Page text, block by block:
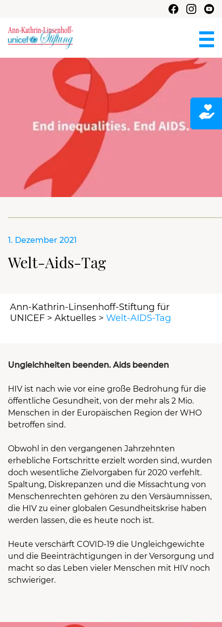
1. Dezember 2021
Welt-Aids-Tag
Ann-Kathrin-Linsenhoff-Stiftung für
UNICEF > Aktuelles > Welt-AIDS-Tag
Ungleichheiten beenden. Aids beenden
HIV ist nach wie vor eine große Bedrohung für die
öffentliche Gesundheit, von der mehr als 2 Mio.
Menschen in der Europäischen Region der WHO
betroffen sind.
Obwohl in den vergangenen Jahrzehnten
erhebliche Fortschritte erzielt worden sind, wurden
doch wesentliche Zielvorgaben für 2020 verfehlt.
Spaltung, Diskrepanzen und die Missachtung von
Menschenrechten gehören zu den Versäumnissen,
die HIV zu einer globalen Gesundheitskrise haben
werden lassen, die es heute noch ist.
Heute verschärft COVID-19 die Ungleichgewichte
und die Beeinträchtigungen in der Versorgung und
macht so das Leben vieler Menschen mit HIV noch
schwieriger.